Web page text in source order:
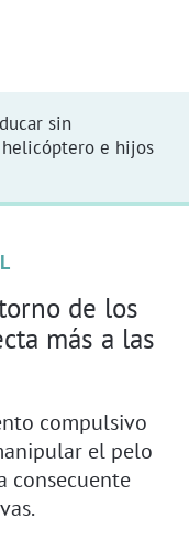
sin
e hijos
de los
más a las
compulsivo
el pelo
consecuente